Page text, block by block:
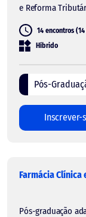
e Reforma
14 encontros
Híbrido
Pós-
Inscrever-
Farmácia
Pós-graduação